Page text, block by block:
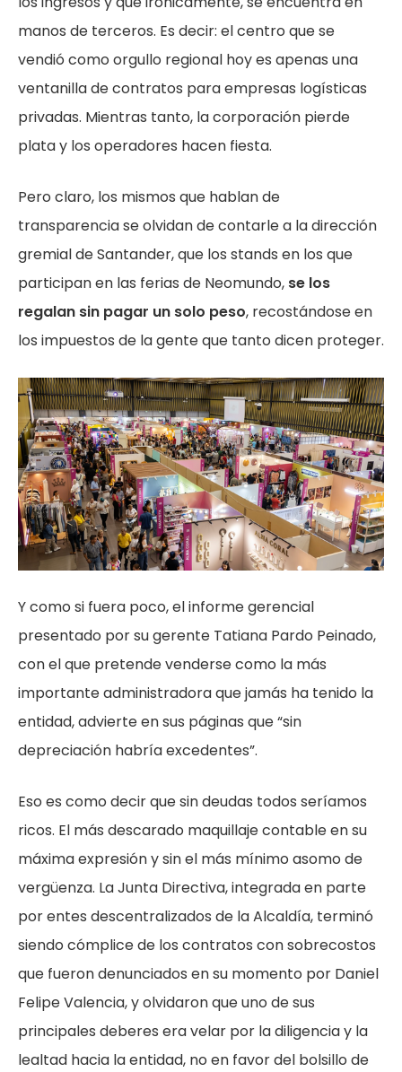
manos de terceros. Es decir: el centro que se
vendió como orgullo regional hoy es apenas una
ventanilla de contratos para empresas logísticas
privadas. Mientras tanto, la corporación pierde
plata y los operadores hacen fiesta.
Pero claro, los mismos que hablan de
transparencia se olvidan de contarle a la dirección
gremial de Santander, que los stands en los que
participan en las ferias de Neomundo, se los
regalan sin pagar un solo peso, recostándose en
los impuestos de la gente que tanto dicen proteger.
Y como si fuera poco, el informe gerencial
presentado por su gerente Tatiana Pardo Peinado,
con el que pretende venderse como la más
importante administradora que jamás ha tenido la
entidad, advierte en sus páginas que “sin
depreciación habría excedentes”.
Eso es como decir que sin deudas todos seríamos
ricos. El más descarado maquillaje contable en su
máxima expresión y sin el más mínimo asomo de
vergüenza. La Junta Directiva, integrada en parte
por entes descentralizados de la Alcaldía, terminó
siendo cómplice de los contratos con sobrecostos
que fueron denunciados en su momento por Daniel
Felipe Valencia, y olvidaron que uno de sus
principales deberes era velar por la diligencia y la
lealtad hacia la entidad, no en favor del bolsillo de